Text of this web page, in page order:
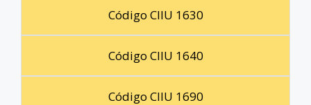
Código CIIU 1630
Código CIIU 1640
Código CIIU 1690